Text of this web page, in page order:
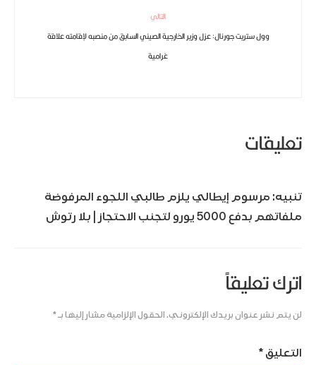
التالي
وول ستريت جورنال: عزل وزير الخارجية الصيني السابق من منصبه لإقامته علاقة
غرامية
تعليقات
تنبيه: مرسوم إيطالي يلزم طالبي اللجوء المرفوضة
ملفاتهم بدفع 5000 يورو لتجنب الاحتجاز | بلا رتوش
اترك تعليقاً
لن يتم نشر عنوان بريدك الإلكتروني. الحقول الإلزامية مشار إليها بـ*
التعليق *